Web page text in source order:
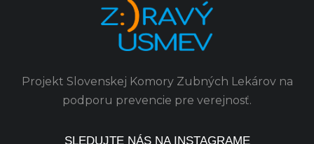
Projekt Slovenskej Komory Zubných Lekárov na
podporu prevencie pre verejnosť.
SLEDUJTE NÁS NA INSTAGRAME